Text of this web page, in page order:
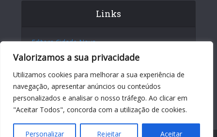
Valorizamos a sua privacidade
Utilizamos cookies para melhorar a sua experiência de
navegação, apresentar anúncios ou conteúdos
personalizados e analisar o nosso tráfego. Ao clicar em
"Aceitar Todos", concorda com a utilização de cookies.
Personalizar Rejeitar Aceitar
Links
Editora Cidade Nova
Site Internacional
Centro Chiara Lubich
Centro Igino Giordani
Sites dos Focolares nos 5 continentes